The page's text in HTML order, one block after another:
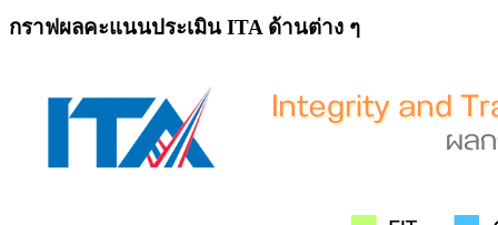
กราฟผลคะแนนประเมิน ITA ด้านต่าง ๆ